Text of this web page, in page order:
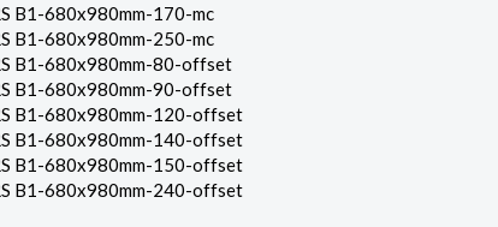
B1-680x980mm-170-mc
B1-680x980mm-250-mc
B1-680x980mm-80-offset
B1-680x980mm-90-offset
B1-680x980mm-120-offset
B1-680x980mm-140-offset
B1-680x980mm-150-offset
B1-680x980mm-240-offset